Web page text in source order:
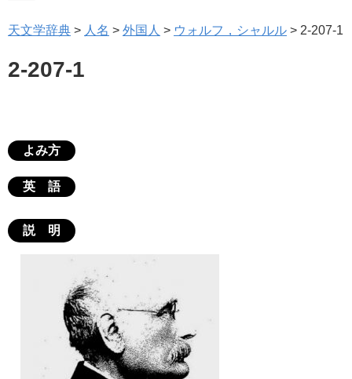
天文学辞典 > 人名 > 外国人 > ウォルフ，シャルル > 2-207-1
2-207-1
よみ方
英 語
説 明